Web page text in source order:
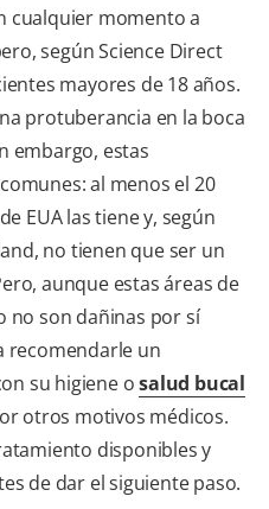
cualquier momento a
según Science Direct
mayores de 18 años.
protuberancia en la boca
embargo, estas
al menos el 20
EUA las tiene y, según
no tienen que ser un
aunque estas áreas de
no son dañinas por sí
recomendarle un
su higiene osalud bucal
otros motivos médicos.
disponibles y
de dar el siguiente paso.